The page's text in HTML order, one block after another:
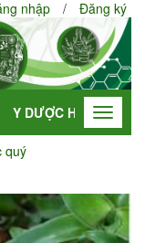
nhập / Đăng ký
Y DƯỢC HỌC Toggle
quý